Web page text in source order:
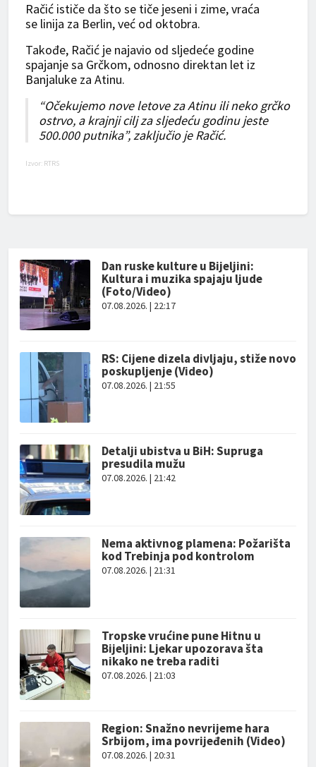
Račić ističe da što se tiče jeseni i zime, vraća
se linija za Berlin, već od oktobra.
Takođe, Račić je najavio od sljedeće godine
spajanje sa Grčkom, odnosno direktan let iz
Banjaluke za Atinu.
“Očekujemo nove letove za Atinu ili neko grčko
ostrvo, a krajnji cilj za sljedeću godinu jeste
500.000 putnika”, zaključio je Račić.
Izvor: RTRS
Dan ruske kulture u Bijeljini:
Kultura i muzika spajaju ljude
(Foto/Video)
07.08.2026. | 22:17
RS: Cijene dizela divljaju, stiže novo
poskupljenje (Video)
07.08.2026. | 21:55
Detalji ubistva u BiH: Supruga
presudila mužu
07.08.2026. | 21:42
Nema aktivnog plamena: Požarišta
kod Trebinja pod kontrolom
07.08.2026. | 21:31
Tropske vrućine pune Hitnu u
Bijeljini: Ljekar upozorava šta
nikako ne treba raditi
07.08.2026. | 21:03
Region: Snažno nevrijeme hara
Srbijom, ima povrijeđenih (Video)
07.08.2026. | 20:31